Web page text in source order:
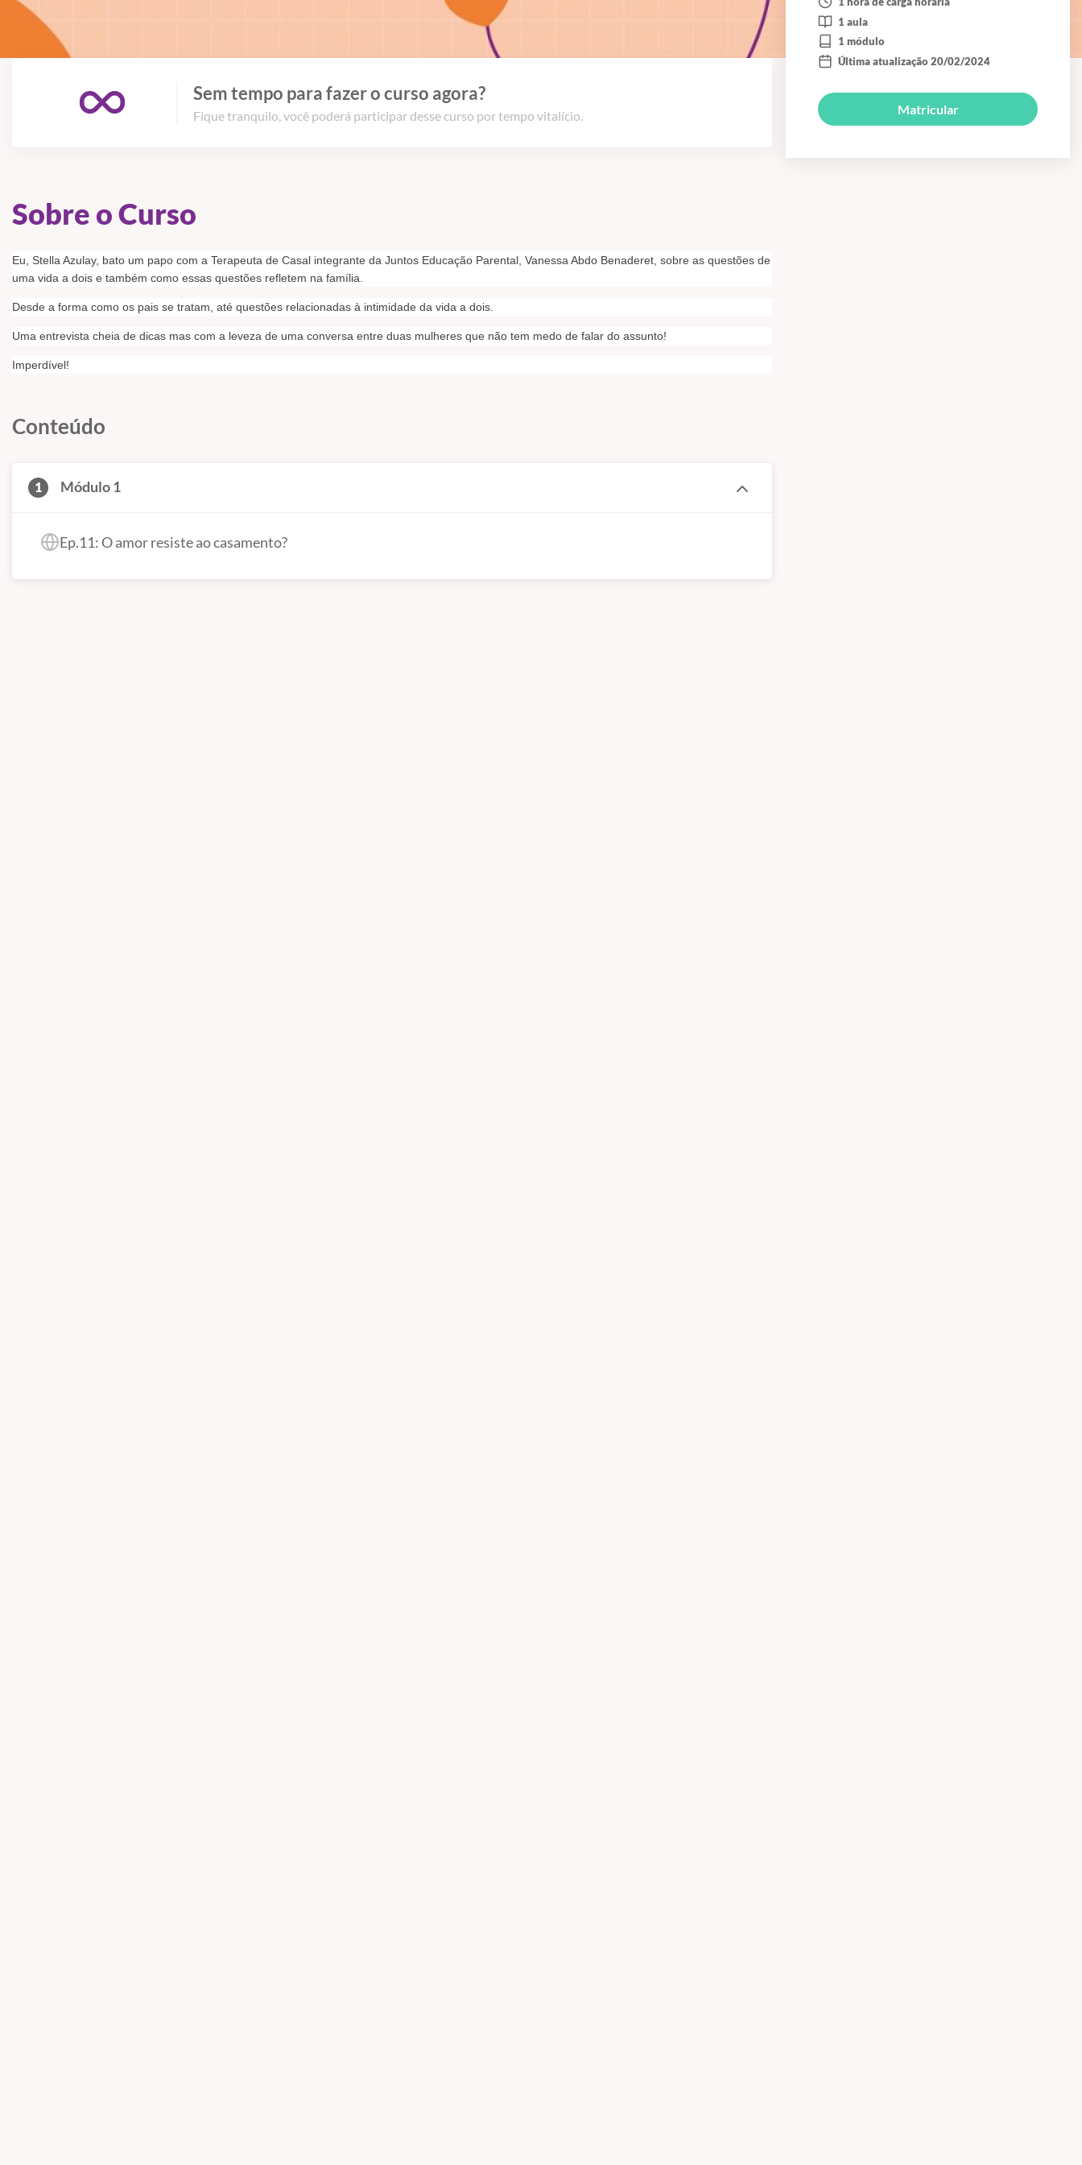
Sem tempo para fazer o curso agora?
Fique tranquilo, você poderá participar desse curso por tempo vitalício.
Sobre o Curso
Eu, Stella Azulay, bato um papo com a Terapeuta de Casal integrante da Juntos Educação Parental, Vanessa Abdo Benaderet, sobre as questões de
uma vida a dois e também como essas questões refletem na família.
Desde a forma como os pais se tratam, até questões relacionadas à intimidade da vida a dois.
Uma entrevista cheia de dicas mas com a leveza de uma conversa entre duas mulheres que não tem medo de falar do assunto!
Imperdível!
Conteúdo
1 Módulo 1
Ep.11: O amor resiste ao casamento?
1 aula
1 módulo
Última atualização 20/02/2024
Matricular